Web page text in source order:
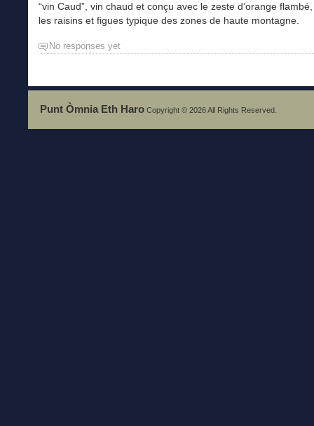
“vin Caud”, vin chaud et conçu avec le zeste d’orange
les raisins et figues typique des zones de haute montagne.
No responses yet
Punt Òmnia Eth Haro Copyright © 2026 All Rights Reserved.